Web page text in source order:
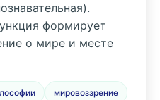
формирует
о мире и месте
мировоззрение